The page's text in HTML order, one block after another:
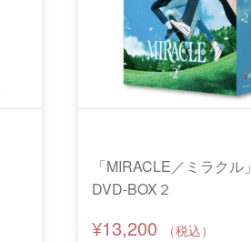
「MIRACLE／ミラクル」
DVD-BOX２
¥13,200